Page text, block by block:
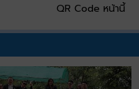
QR Code หน้านี้